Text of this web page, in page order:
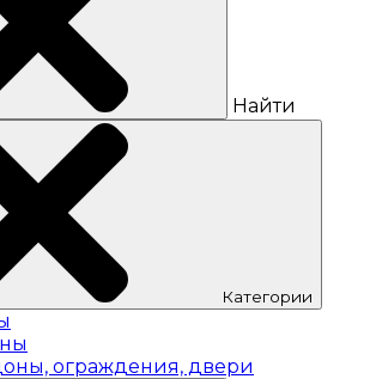
Найти
Категории
ограждения, двери